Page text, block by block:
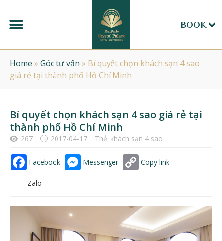
BOOK
Home » Góc tư vấn » Bí quyết chọn khách sạn 4 sao
giá rẻ tại thành phố Hồ Chí Minh
Bí quyết chọn khách sạn 4 sao giá rẻ tại
thành phố Hồ Chí Minh
267 2017-04-17 Thẻ: khách sạn 4 sao
Facebook Messenger Copy link
Zalo